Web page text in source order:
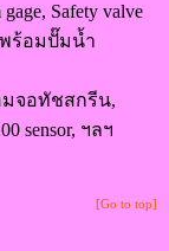
Safety valve
พร้อมปั๊มน้ำ
จอทัชสกรีน,
sensor, ฯลฯ
[Go to top]